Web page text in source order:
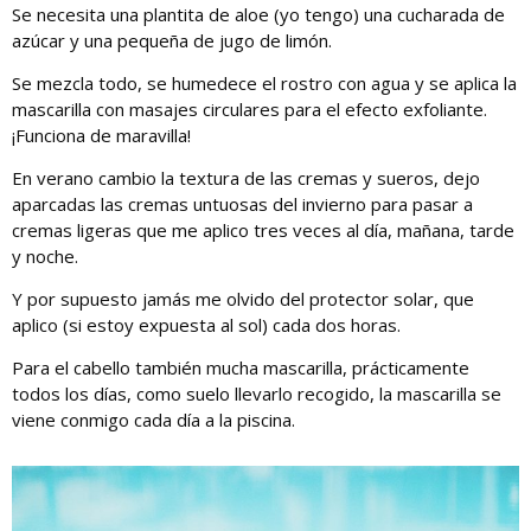
Se necesita una plantita de aloe (yo tengo) una cucharada de
azúcar y una pequeña de jugo de limón.
Se mezcla todo, se humedece el rostro con agua y se aplica la
mascarilla con masajes circulares para el efecto exfoliante.
¡Funciona de maravilla!
En verano cambio la textura de las cremas y sueros, dejo
aparcadas las cremas untuosas del invierno para pasar a
cremas ligeras que me aplico tres veces al día, mañana, tarde
y noche.
Y por supuesto jamás me olvido del protector solar, que
aplico (si estoy expuesta al sol) cada dos horas.
Para el cabello también mucha mascarilla, prácticamente
todos los días, como suelo llevarlo recogido, la mascarilla se
viene conmigo cada día a la piscina.